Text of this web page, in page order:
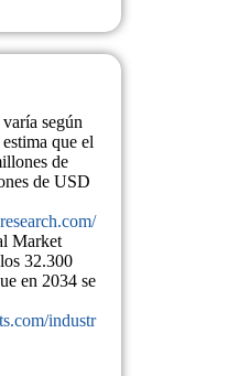
según
que el
de
de USD
Market
32.300
en 2034 se
industr